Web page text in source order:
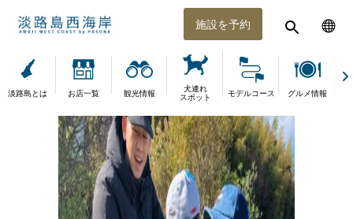
施設を予約
淡路島とは お店一覧 観光情報
犬連れ
スポット
モデルコース グルメ情報